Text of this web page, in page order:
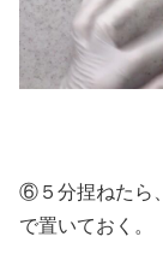
⑥５分捏ねたら
で置いておく。